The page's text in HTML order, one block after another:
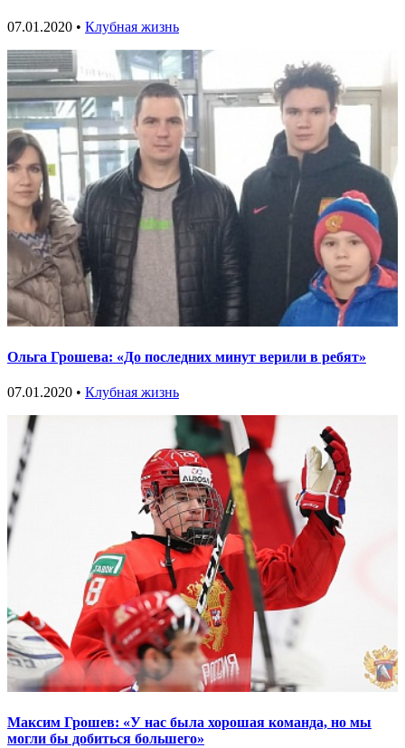
07.01.2020 • Клубная жизнь
Ольга Грошева: «До последних минут верили в ребят»
07.01.2020 • Клубная жизнь
Максим Грошев: «У нас была хорошая команда, но мы
могли бы добиться большего»